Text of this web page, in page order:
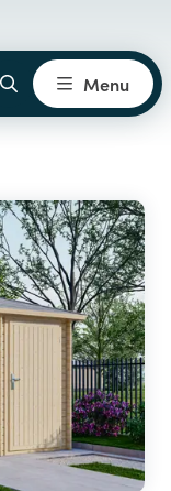
Menu